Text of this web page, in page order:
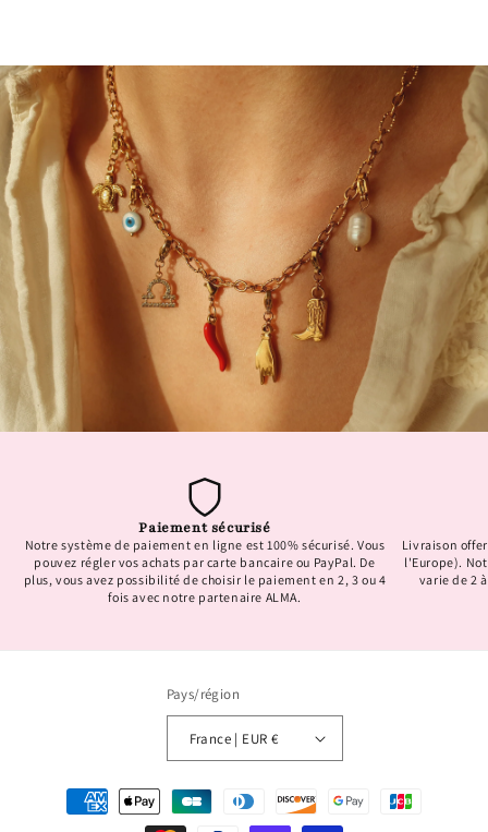
Paiement sécurisé
Notre système de paiement en ligne est 100% sécurisé. Vous
pouvez régler vos achats par carte bancaire ou PayPal. De
plus, vous avez possibilité de choisir le paiement en 2, 3 ou 4
fois avec notre partenaire ALMA.
Livraison
l'Europe).
varie de 2
Pays/région
France | EUR €
Moyens